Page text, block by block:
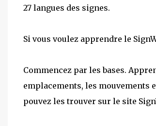
27 langues des signes.
Si vous voulez apprendre le
Commencez par les bases.
emplacements, les mouvements
pouvez les trouver sur le site